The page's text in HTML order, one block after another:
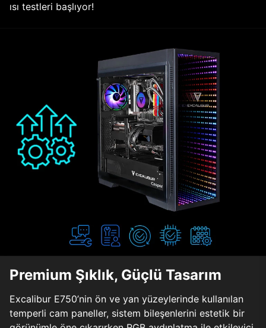
ısı testleri başlıyor!
Premium Şıklık, Güçlü Tasarım
Excalibur E750’nin ön ve yan yüzeylerinde kullanılan
temperli cam paneller, sistem bileşenlerini estetik bir